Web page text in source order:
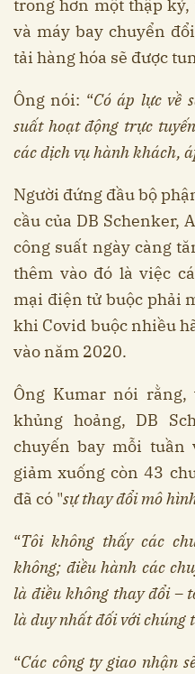
trong hơn một thập
và máy bay chuyển
tải hàng hóa sẽ được
Ông nói: “Có áp lực về
suất hoạt động trực
các dịch vụ hành khách,
Người đứng đầu bộ
cầu của DB Schenker,
công suất ngày càng
thêm vào đó là việc
mại điện tử buộc phải
khi Covid buộc nhiều
vào năm 2020.
Ông Kumar nói
khủng hoảng, DB
chuyến bay mỗi tuần
giảm xuống còn 43
đã có "sự thay đổi mô
“Tôi không thấy các
không; điều hành các
là điều không thay đổi –
là duy nhất đối với chúng
“Các công ty giao nhận